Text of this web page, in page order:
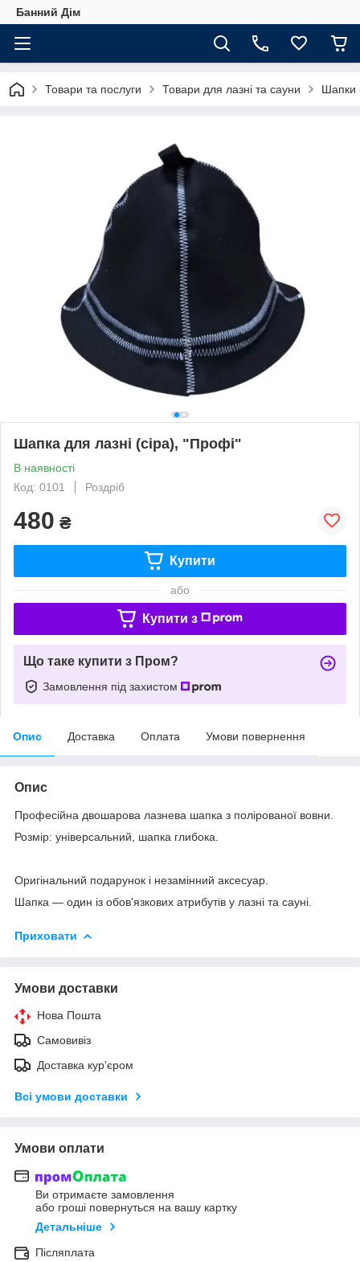
Банний Дім
Товари та послуги Товари для лазні та сауни Шапки
Шапка для лазні (сіра), "Профі"
В наявності
Код: 0101
Роздріб
480 ₴
Купити
або
Купити з
Що таке купити з Пром?
Замовлення під захистом
Опис Доставка Оплата Умови повернення
Опис
Професійна двошарова лазнева шапка з полірованої вовни.
Розмір: універсальний, шапка глибока.
Оригінальний подарунок і незамінний аксесуар.
Шапка — один із обов'язкових атрибутів у лазні та сауні.
Приховати
Умови доставки
Нова Пошта
Самовивіз
Доставка кур'єром
Всі умови доставки
Умови оплати
Ви отримаєте замовлення
або гроші повернуться на вашу картку
Детальніше
Післяплата